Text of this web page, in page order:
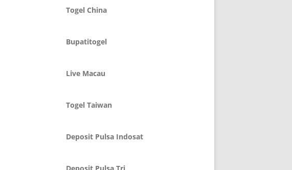
Togel China
Bupatitogel
Live Macau
Togel Taiwan
Deposit Pulsa Indosat